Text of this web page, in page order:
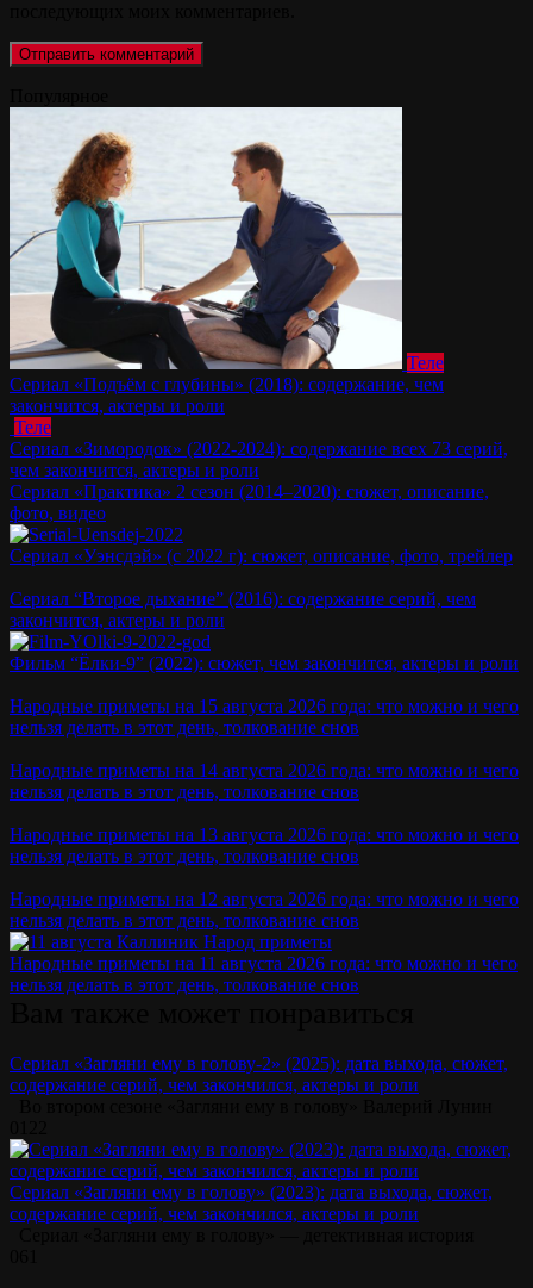
Теле
Сериал «Подъём с глубины» (2018): содержание, чем
закончится, актеры и роли
Теле
Сериал «Зимородок» (2022-2024): содержание всех 73 серий,
чем закончится, актеры и роли
Сериал «Практика» 2 сезон (2014–2020): сюжет, описание,
фото, видео
Сериал «Уэнсдэй» (с 2022 г): сюжет, описание, фото, трейлер
Сериал “Второе дыхание” (2016): содержание серий, чем
закончится, актеры и роли
Фильм “Ёлки-9” (2022): сюжет, чем закончится, актеры и роли
Народные приметы на 15 августа 2026 года: что можно и чего
нельзя делать в этот день, толкование снов
Народные приметы на 14 августа 2026 года: что можно и чего
нельзя делать в этот день, толкование снов
Народные приметы на 13 августа 2026 года: что можно и чего
нельзя делать в этот день, толкование снов
Народные приметы на 12 августа 2026 года: что можно и чего
нельзя делать в этот день, толкование снов
Народные приметы на 11 августа 2026 года: что можно и чего
нельзя делать в этот день, толкование снов
Сериал «Загляни ему в голову-2» (2025): дата выхода, сюжет,
содержание серий, чем закончился, актеры и роли
Сериал «Загляни ему в голову» (2023): дата выхода, сюжет,
содержание серий, чем закончился, актеры и роли